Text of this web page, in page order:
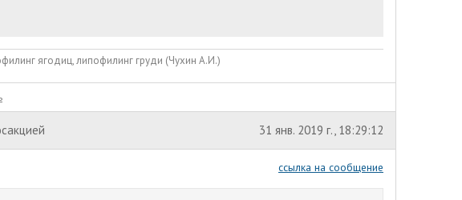
ягодиц, липофилинг груди (Чухин А.И.)
31 янв. 2019 г., 18:29:12
ссылка на сообщение